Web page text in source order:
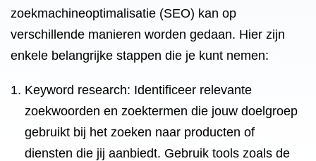
zoekmachineoptimalisatie (SEO) kan op
verschillende manieren worden gedaan. Hier zijn
enkele belangrijke stappen die je kunt nemen:
Keyword research: Identificeer relevante
zoekwoorden en zoektermen die jouw doelgroep
gebruikt bij het zoeken naar producten of
diensten die jij aanbiedt. Gebruik tools zoals de